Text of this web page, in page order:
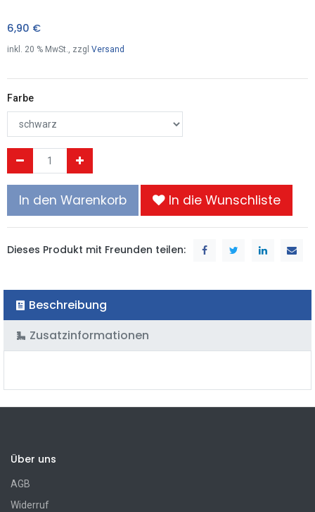
6,90 €
inkl. 20 % MwSt., zzgl Versand
Farbe
In den Warenkorb In die Wunschliste
Dieses Produkt mit Freunden teilen:
Beschreibung
Zusatzinformationen
Über uns
AGB
Widerruf